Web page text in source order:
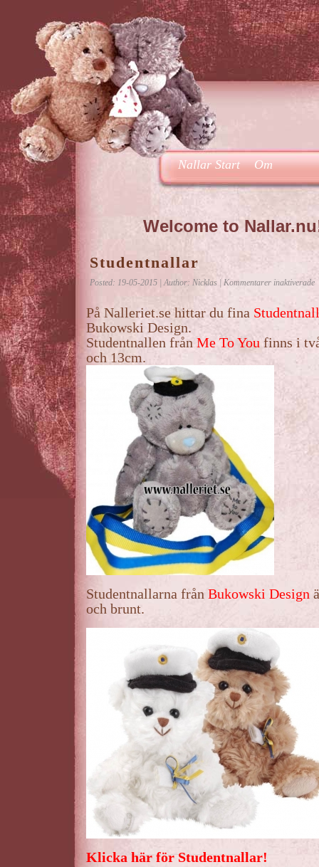
Nallar Start Om
Welcome to
Studentnallar
Posted: 19-05-2015 | Author: Nicklas | Kommentarer inaktiverade
På Nalleriet.se hittar du fina
Bukowski Design.
Studentnallen från Me To You finns i
och 13cm.
Studentnallarna från Bukowski Design
och brunt.
Klicka här för Studentnallar!